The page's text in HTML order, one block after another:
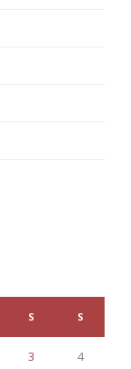
S S
3 4